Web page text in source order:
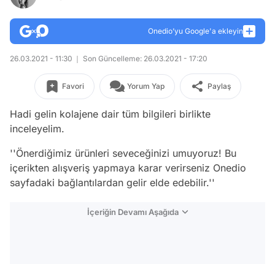
Onedio’yu Google'a ekleyin
26.03.2021 - 11:30 Son Güncelleme: 26.03.2021 - 17:20
Favori Yorum Yap Paylaş
Hadi gelin kolajene dair tüm bilgileri birlikte
inceleyelim.
''Önerdiğimiz ürünleri seveceğinizi umuyoruz! Bu
içerikten alışveriş yapmaya karar verirseniz Onedio
sayfadaki bağlantılardan gelir elde edebilir.''
İçeriğin Devamı Aşağıda